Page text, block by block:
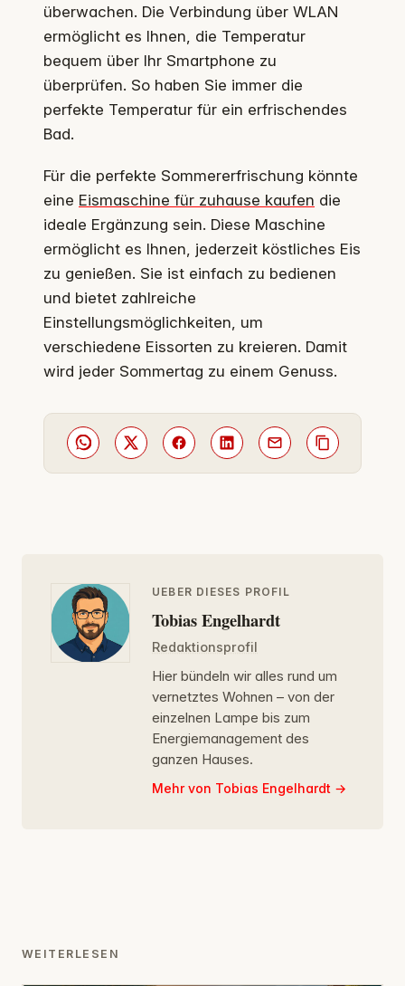
überwachen. Die Verbindung über WLAN
ermöglicht es Ihnen, die Temperatur
bequem über Ihr Smartphone zu
überprüfen. So haben Sie immer die
perfekte Temperatur für ein erfrischendes
Bad.
Für die perfekte Sommererfrischung könnte
eine Eismaschine für zuhause kaufen die
ideale Ergänzung sein. Diese Maschine
ermöglicht es Ihnen, jederzeit köstliches Eis
zu genießen. Sie ist einfach zu bedienen
und bietet zahlreiche
Einstellungsmöglichkeiten, um
verschiedene Eissorten zu kreieren. Damit
wird jeder Sommertag zu einem Genuss.
UEBER DIESES PROFIL
Tobias Engelhardt
Redaktionsprofil
Hier bündeln wir alles rund um
vernetztes Wohnen – von der
einzelnen Lampe bis zum
Energiemanagement des
ganzen Hauses.
Mehr von Tobias Engelhardt
WEITERLESEN